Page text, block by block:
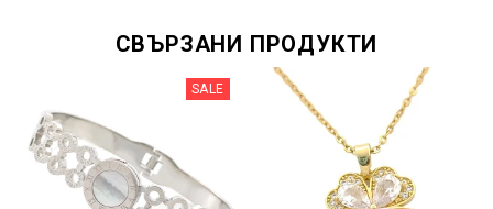
СВЪРЗАНИ ПРОДУКТИ
SALE